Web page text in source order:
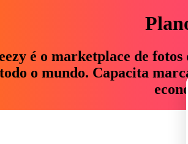
é o marketplace de
todo o mundo. Capacita